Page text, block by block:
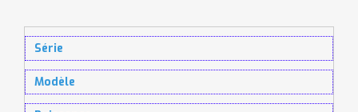
Série
Modèle